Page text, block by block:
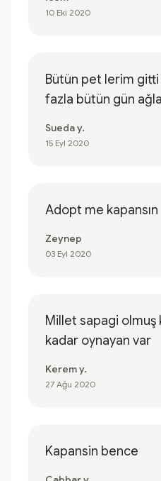
10 Eki 2020
Bütün pet lerim
fazla bütün gün
Sueda y.
15 Eyl 2020
Adopt me kapansın
Zeynep
03 Eyl 2020
Millet sapagi olmuş
kadar oynayan var
Kerem y.
27 Ağu 2020
Kapansin bence